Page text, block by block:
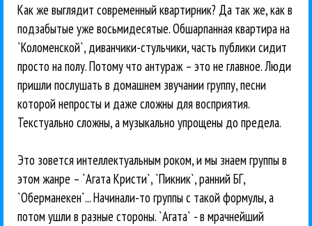
Как же выглядит современный квартирник? Да так же, как в
подзабытые уже восьмидесятые. Обшарпанная квартира на
`Коломенской`, диванчики-стульчики, часть публики сидит
просто на полу. Потому что антураж – это не главное. Люди
пришли послушать в домашнем звучании группу, песни
которой непросты и даже сложны для восприятия.
Текстуально сложны, а музыкально упрощены до предела.
Это зовется интеллектуальным роком, и мы знаем группы в
этом жанре – `Агата Кристи`, `Пикник`, ранний БГ,
`Оберманекен`... Начинали-то группы с такой формулы, а
потом ушли в разные стороны. `Агата` - в мрачнейший